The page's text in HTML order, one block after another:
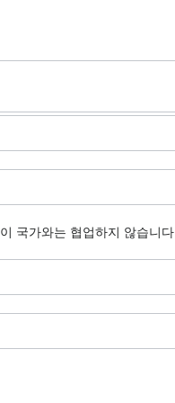
이 국가와는 협업하지 않습니다